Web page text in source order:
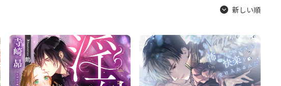
新しい順